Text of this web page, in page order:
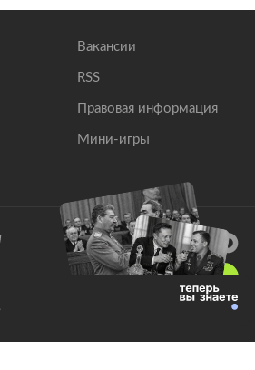
Вакансии
RSS
Правовая информация
Мини-игры
Все права защищены.